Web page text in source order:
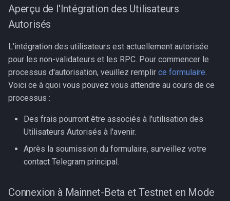
o
n
d
e
l
a
e
Prochaine Étape : Multicast
Aperçu de l'Intégration des Utilisateurs
Autorisés
L'intégration des utilisateurs est actuellement autorisée
pour les non-validateurs et les RPC. Pour commencer le
processus d'autorisation, veuillez remplir ce formulaire.
Voici ce à quoi vous pouvez vous attendre au cours de ce
processus :
Des frais pourront être associés à l'utilisation des
Utilisateurs Autorisés à l'avenir.
Après la soumission du formulaire, surveillez votre
contact Telegram principal.
Connexion à Mainnet-Beta et Testnet en Mode